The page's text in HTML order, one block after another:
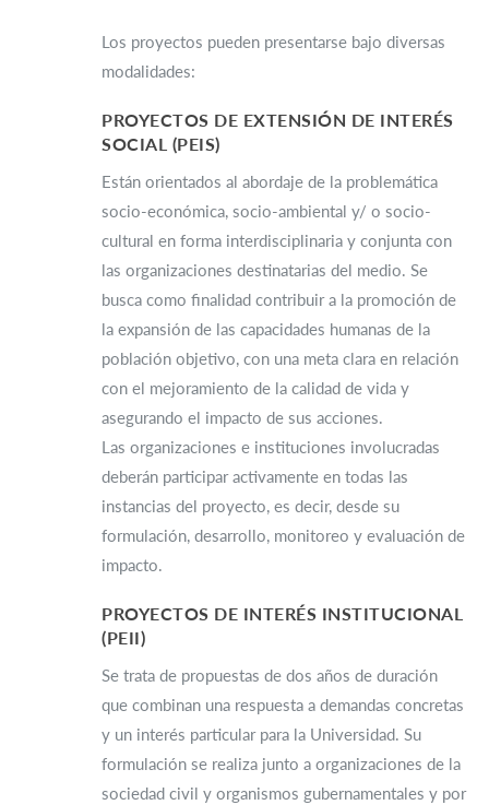
Los proyectos pueden presentarse bajo diversas
modalidades:
PROYECTOS DE EXTENSIÓN DE INTERÉS
SOCIAL (PEIS)
Están orientados al abordaje de la problemática
socio-económica, socio-ambiental y/ o socio-
cultural en forma interdisciplinaria y conjunta con
las organizaciones destinatarias del medio. Se
busca como finalidad contribuir a la promoción de
la expansión de las capacidades humanas de la
población objetivo, con una meta clara en relación
con el mejoramiento de la calidad de vida y
asegurando el impacto de sus acciones.
Las organizaciones e instituciones involucradas
deberán participar activamente en todas las
instancias del proyecto, es decir, desde su
formulación, desarrollo, monitoreo y evaluación de
impacto.
PROYECTOS DE INTERÉS INSTITUCIONAL
(PEII)
Se trata de propuestas de dos años de duración
que combinan una respuesta a demandas concretas
y un interés particular para la Universidad. Su
formulación se realiza junto a organizaciones de la
sociedad civil y organismos gubernamentales y por